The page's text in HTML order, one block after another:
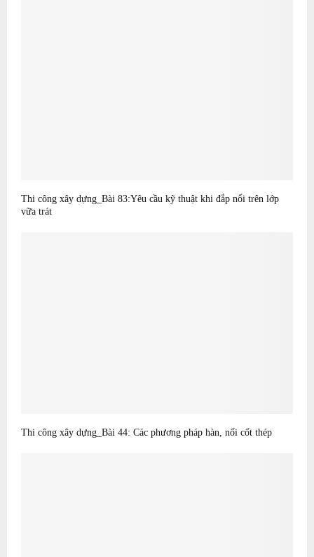
Thi công xây dựng_Bài 83:Yêu cầu kỹ thuật khi đắp nổi trên lớp
vữa trát
Thi công xây dựng_Bài 44: Các phương pháp hàn, nối cốt thép